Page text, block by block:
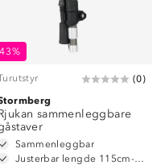
43%
(0)
sammenleggbare
Sammenleggbar
Justerbar lengde 115cm-135cm